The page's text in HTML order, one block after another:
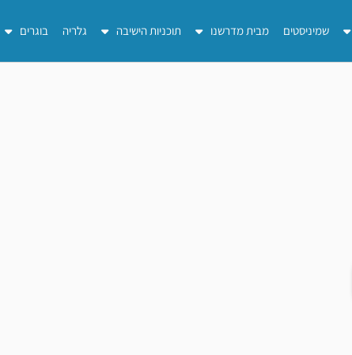
שמיניסטים מבית מדרשנו תוכניות הישיבה גלריה בוגרים